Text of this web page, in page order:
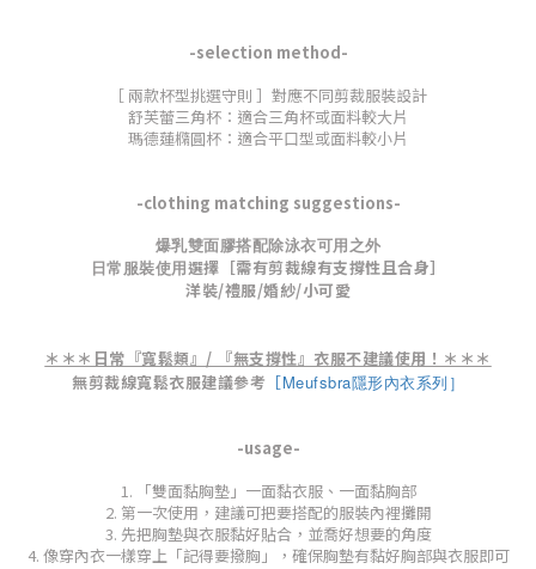
-selection method-
［ 兩款杯型挑選守則 ］對應不同剪裁服裝設計
舒芙蕾三角杯：適合三角杯或面料較大片
瑪德蓮橢圓杯：適合平口型或面料較小片
-clothing matching suggestions-
爆乳雙面膠搭配除泳衣可用之外
日常服裝使用 選擇［需有剪裁線有支撐性且合身］
洋裝/禮服/婚紗/小可愛
＊＊＊日常『寬鬆類』/ 『無支撐性』衣服不建議使用！＊＊＊
無剪裁線寬鬆衣服建議參考 ［Meufsbra隱形內衣系列 ］
-usage-
1. 「雙面黏胸墊」一面黏衣服、一面黏胸部
2. 第一次使用，建議可把要搭配的服裝內裡攤開
3. 先把胸墊與衣服黏好貼合，並喬好想要的角度
4. 像穿內衣一樣穿上「記得要撥胸」，確保胸墊有黏好胸部與衣服即可